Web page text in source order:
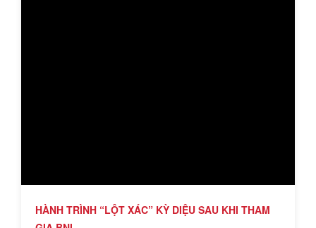
HÀNH TRÌNH “LỘT XÁC” KỲ DIỆU SAU KHI THAM